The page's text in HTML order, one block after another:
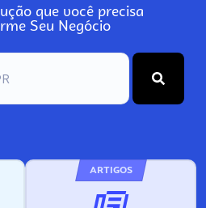
que você precisa
Seu Negócio
ARTIGOS